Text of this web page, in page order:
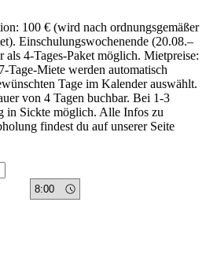
100 € (wird nach ordnungsgemäßer
Einschulungswochenende (20.08.–
als 4-Tages-Paket möglich. Mietpreise:
Tage-Miete werden automatisch
Tage im Kalender auswählt.
von 4 Tagen buchbar. Bei 1-3
in Sickte möglich. Alle Infos zu
findest du auf unserer Seite